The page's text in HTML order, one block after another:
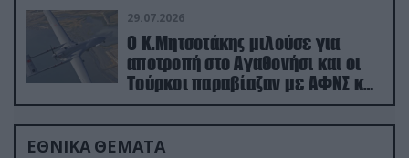
29.07.2026
Ο Κ.Μητσοτάκης μιλούσε για
αποτροπή στο Αγαθονήσι και οι
Τούρκοι παραβίαζαν με ΑΦΝΣ και
drone
ΕΘΝΙΚΑ ΘΕΜΑΤΑ